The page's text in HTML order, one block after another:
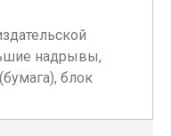
надрывы,
блок